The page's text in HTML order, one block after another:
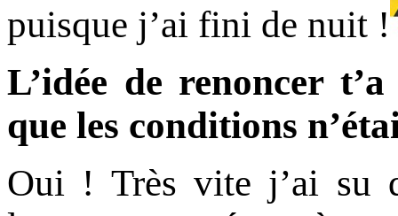
puisque j’ai fini de nuit !
L’idée de renoncer
que les conditions
Oui ! Très vite j’ai su